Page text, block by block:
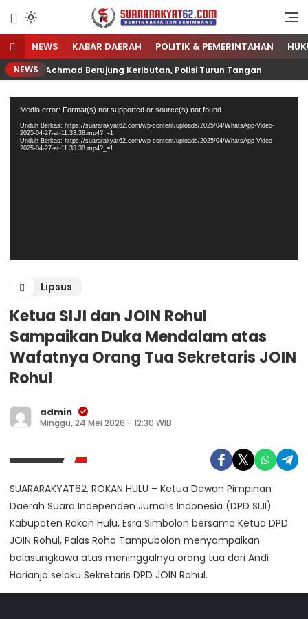
Suararakyat62.com
Sumber Referensi Terpercaya
NEWS KABAR DAERAH POLITIK & PEMERINTAHAN
NEWS
Arifin Achmad Berujung Keributan, Polisi Turun Tangan
Video
Media error: Format(s) not supported or source(s) not found
Unduh Berkas: https://suararakyat62.com/wp-content/uploads/2025/04/WhatsApp-Video-
2025-04-27-at-11.33.38.mp4?_=1
Unduh Berkas: https://suararakyat62.com/wp-content/uploads/2025/04/WhatsApp-Video-
2025-04-27-at-11.33.38.mp4?_=1
Lipsus
Ketua SIJI dan JOIN Rohul
Sampaikan Duka Mendalam atas
Wafatnya Orang Tua Sekretaris JOIN
Rohul
admin
Minggu, 24 Mei 2026 - 12:30 WIB
SUARARAKYAT62, ROKAN HULU – Ketua Dewan Pimpinan
Daerah Suara Independen Jurnalis Indonesia (DPD SIJI)
Kabupaten Rokan Hulu, Esra Simbolon bersama Ketua DPD
JOIN Rohul, Palas Roha Tampubolon menyampaikan
belasungkawa atas meninggalnya orang tua dari Andi
Harianja selaku Sekretaris DPD JOIN Rohul.